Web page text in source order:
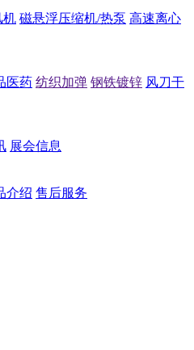
机 磁悬浮压缩机/热泵 高速离心
医药 纺织加弹 钢铁镀锌 风刀干
展会信息
介绍 售后服务